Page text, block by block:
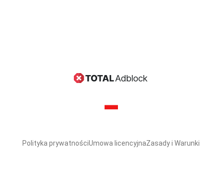
Polityka prywatnościUmowa licencyjnaZasady i Warunki